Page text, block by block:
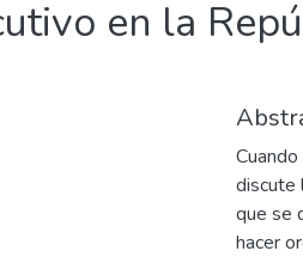
en la
discute
que se
hacer